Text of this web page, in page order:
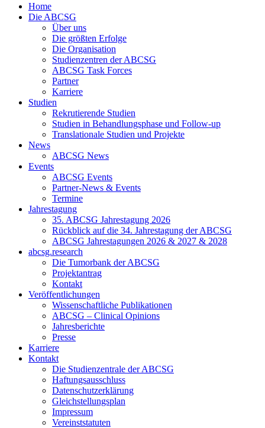
Home
Die ABCSG
Über uns
Die größten Erfolge
Die Organisation
Studienzentren der ABCSG
ABCSG Task Forces
Partner
Karriere
Studien
Rekrutierende Studien
Studien in Behandlungsphase und Follow-up
Translationale Studien und Projekte
News
ABCSG News
Events
ABCSG Events
Partner-News & Events
Termine
Jahrestagung
35. ABCSG Jahrestagung 2026
Rückblick auf die 34. Jahrestagung der ABCSG
ABCSG Jahrestagungen 2026 & 2027 & 2028
abcsg.research
Die Tumorbank der ABCSG
Projektantrag
Kontakt
Veröffentlichungen
Wissenschaftliche Publikationen
ABCSG – Clinical Opinions
Jahresberichte
Presse
Karriere
Kontakt
Die Studienzentrale der ABCSG
Haftungsausschluss
Datenschutzerklärung
Gleichstellungsplan
Impressum
Vereinststatuten